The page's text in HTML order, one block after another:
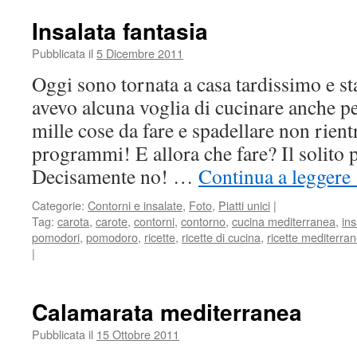
Insalata fantasia
Pubblicata il 5 Dicembre 2011
Oggi sono tornata a casa tardissimo e
avevo alcuna voglia di cucinare anche
mille cose da fare e spadellare non
programmi! E allora che fare? Il solito
Decisamente no! … Continua a leggere
Categorie: Contorni e insalate, Foto, Piatti unici |
Tag: carota, carote, contorni, contorno, cucina mediterranea,
pomodori, pomodoro, ricette, ricette di cucina, ricette
|
Calamarata mediterranea
Pubblicata il 15 Ottobre 2011